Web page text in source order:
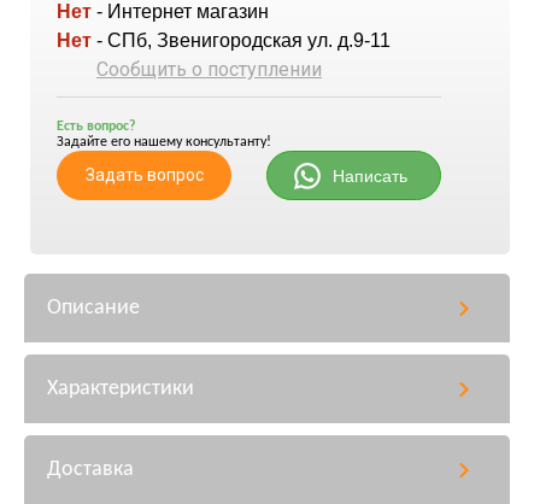
Нет - Интернет магазин
Нет - СПб, Звенигородская ул. д.9-11
Сообщить о поступлении
Есть вопрос?
Задайте его нашему консультанту!
Задать вопрос Написать
Описание
Характеристики
Доставка